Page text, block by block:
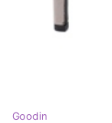
Goodin